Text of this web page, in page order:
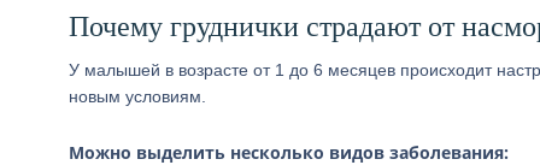
Почему груднички страдают от
У малышей в возрасте от 1 до 6 месяцев происходит
новым условиям.
Можно выделить несколько видов заболевания: